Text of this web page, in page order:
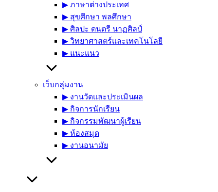
▶︎ ภาษาต่างประเทศ
▶︎ สุขศึกษา พลศึกษา
▶︎ ศิลปะ ดนตรี นาฏศิลป์
▶︎ วิทยาศาสตร์และเทคโนโลยี
▶︎ แนะแนว
เว็บกลุ่มงาน
▶︎ งานวัดและประเมินผล
▶︎ กิจการนักเรียน
▶︎ กิจกรรมพัฒนาผู้เรียน
▶︎ ห้องสมุด
▶︎ งานอนามัย